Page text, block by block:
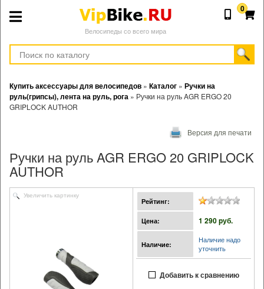
Велосипеды со всего мира
0
Купить аксессуары для велосипедов » Каталог » Ручки на
руль(грипсы), лента на руль, рога » Ручки на руль AGR ERGO 20
GRIPLOCK AUTHOR
Версия для печати
Ручки на руль AGR ERGO 20 GRIPLOCK
AUTHOR
Увеличить картинку
Рейтинг:
Цена: 1 290 pуб.
Наличие:
Наличие надо
уточнить
Добавить к сравнению